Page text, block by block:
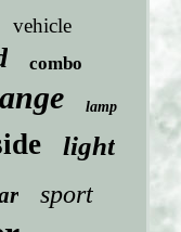
vehicle
combo
lamp
light
sport